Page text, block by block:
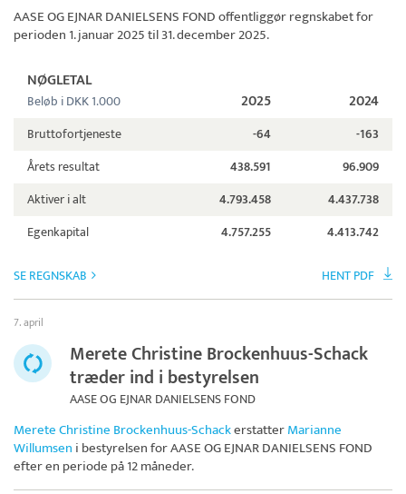
AASE OG EJNAR DANIELSENS FONDoffentliggør regnskabet for
perioden 1. januar 2025 til 31. december 2025.
NØGLETAL
Beløb i DKK 1.000 2025 2024
Bruttofortjeneste -64
-163
Årets resultat
438.591
96.909
Aktiver i alt
4.793.458
4.437.738
Egenkapital
4.757.255 4.413.742
SE REGNSKAB HENT PDF
7. april
Merete Christine Brockenhuus-Schack
træder ind i bestyrelsen
AASE OG EJNAR DANIELSENS FOND
Merete Christine Brockenhuus-SchackerstatterMarianne
Willumsen i bestyrelsen forAASE OG EJNAR DANIELSENS FOND
efter en periode på 12 måneder.